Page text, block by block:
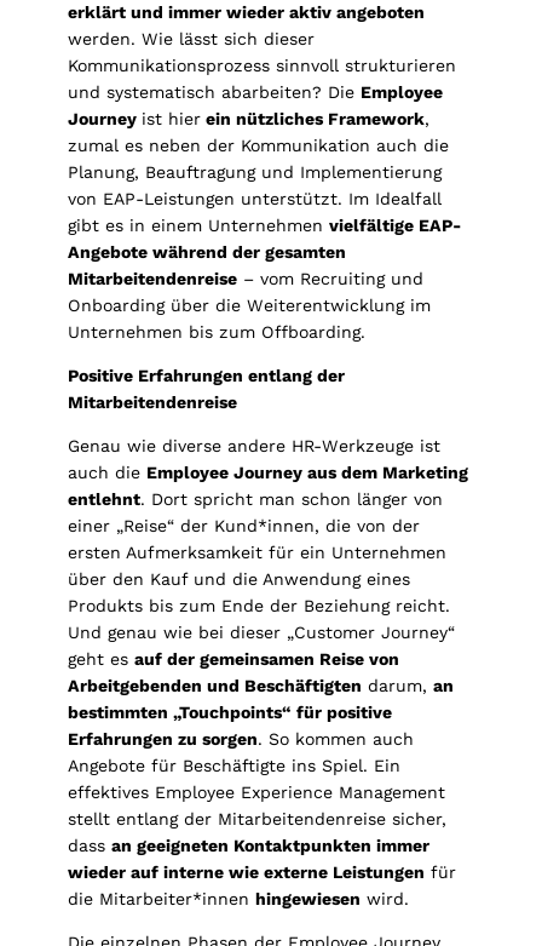
erklärt und immer wieder aktiv angeboten
werden. Wie lässt sich dieser
Kommunikationsprozess sinnvoll strukturieren
und systematisch abarbeiten? Die Employee
Journey ist hier ein nützliches Framework,
zumal es neben der Kommunikation auch die
Planung, Beauftragung und Implementierung
von EAP-Leistungen unterstützt. Im Idealfall
gibt es in einem Unternehmen vielfältige EAP-
Angebote während der gesamten
Mitarbeitendenreise – vom Recruiting und
Onboarding über die Weiterentwicklung im
Unternehmen bis zum Offboarding.
Positive Erfahrungen entlang der
Mitarbeitendenreise
Genau wie diverse andere HR-Werkzeuge ist
auch die Employee Journey aus dem Marketing
entlehnt. Dort spricht man schon länger von
einer „Reise“ der Kund*innen, die von der
ersten Aufmerksamkeit für ein Unternehmen
über den Kauf und die Anwendung eines
Produkts bis zum Ende der Beziehung reicht.
Und genau wie bei dieser „Customer Journey“
geht es auf der gemeinsamen Reise von
Arbeitgebenden und Beschäftigten darum, an
bestimmten „Touchpoints“ für positive
Erfahrungen zu sorgen. So kommen auch
Angebote für Beschäftigte ins Spiel. Ein
effektives Employee Experience Management
stellt entlang der Mitarbeitendenreise sicher,
dass an geeigneten Kontaktpunkten immer
wieder auf interne wie externe Leistungen für
die Mitarbeiter*innen hingewiesen wird.